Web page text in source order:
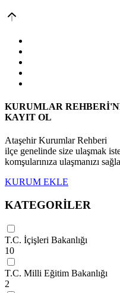
KURUMLAR
KAYIT OL
Ataşehir Kurumlar Rehberi
ilçe genelinde size ulaşmak
komşularınıza ulaşmanızı
KURUM EKLE
KATEGORİLER
T.C. İçişleri Bakanlığı
10
T.C. Milli Eğitim Bakanlığı
2